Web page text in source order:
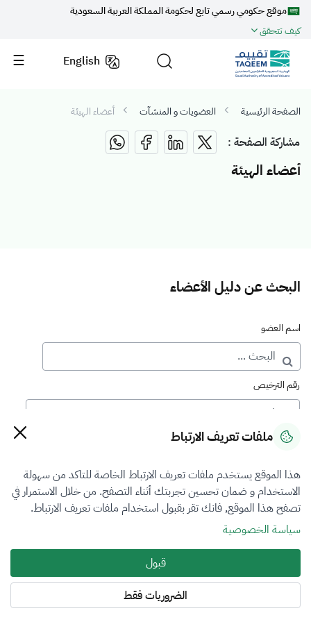
موقع حكومي رسمي تابع لحكومة المملكة العربية السعودية
كيف تتحقق
English
الصفحة الرئيسية العضويات و المنشآت أعضاء الهيئة
مشاركة الصفحة :
أعضاء الهيئة
البحث عن دليل الأعضاء
اسم العضو
رقم الترخيص
رقم العضوية
فرع التقييم
اختر
نوع العضوية
طالب منتسب
المنطقة
ملفات تعريف الارتباط
هذا الموقع يستخدم ملفات تعريف الارتباط الخاصة للتاكد من سهولة
الاستخدام و ضمان تحسين تجربتك أثناء التصفح. من خلال الاستمرار في
تصفح هذا الموقع, فانك تقر بقبول استخدام ملفات تعريف الارتباط.
سياسة الخصوصية
قبول
الضروريات فقط